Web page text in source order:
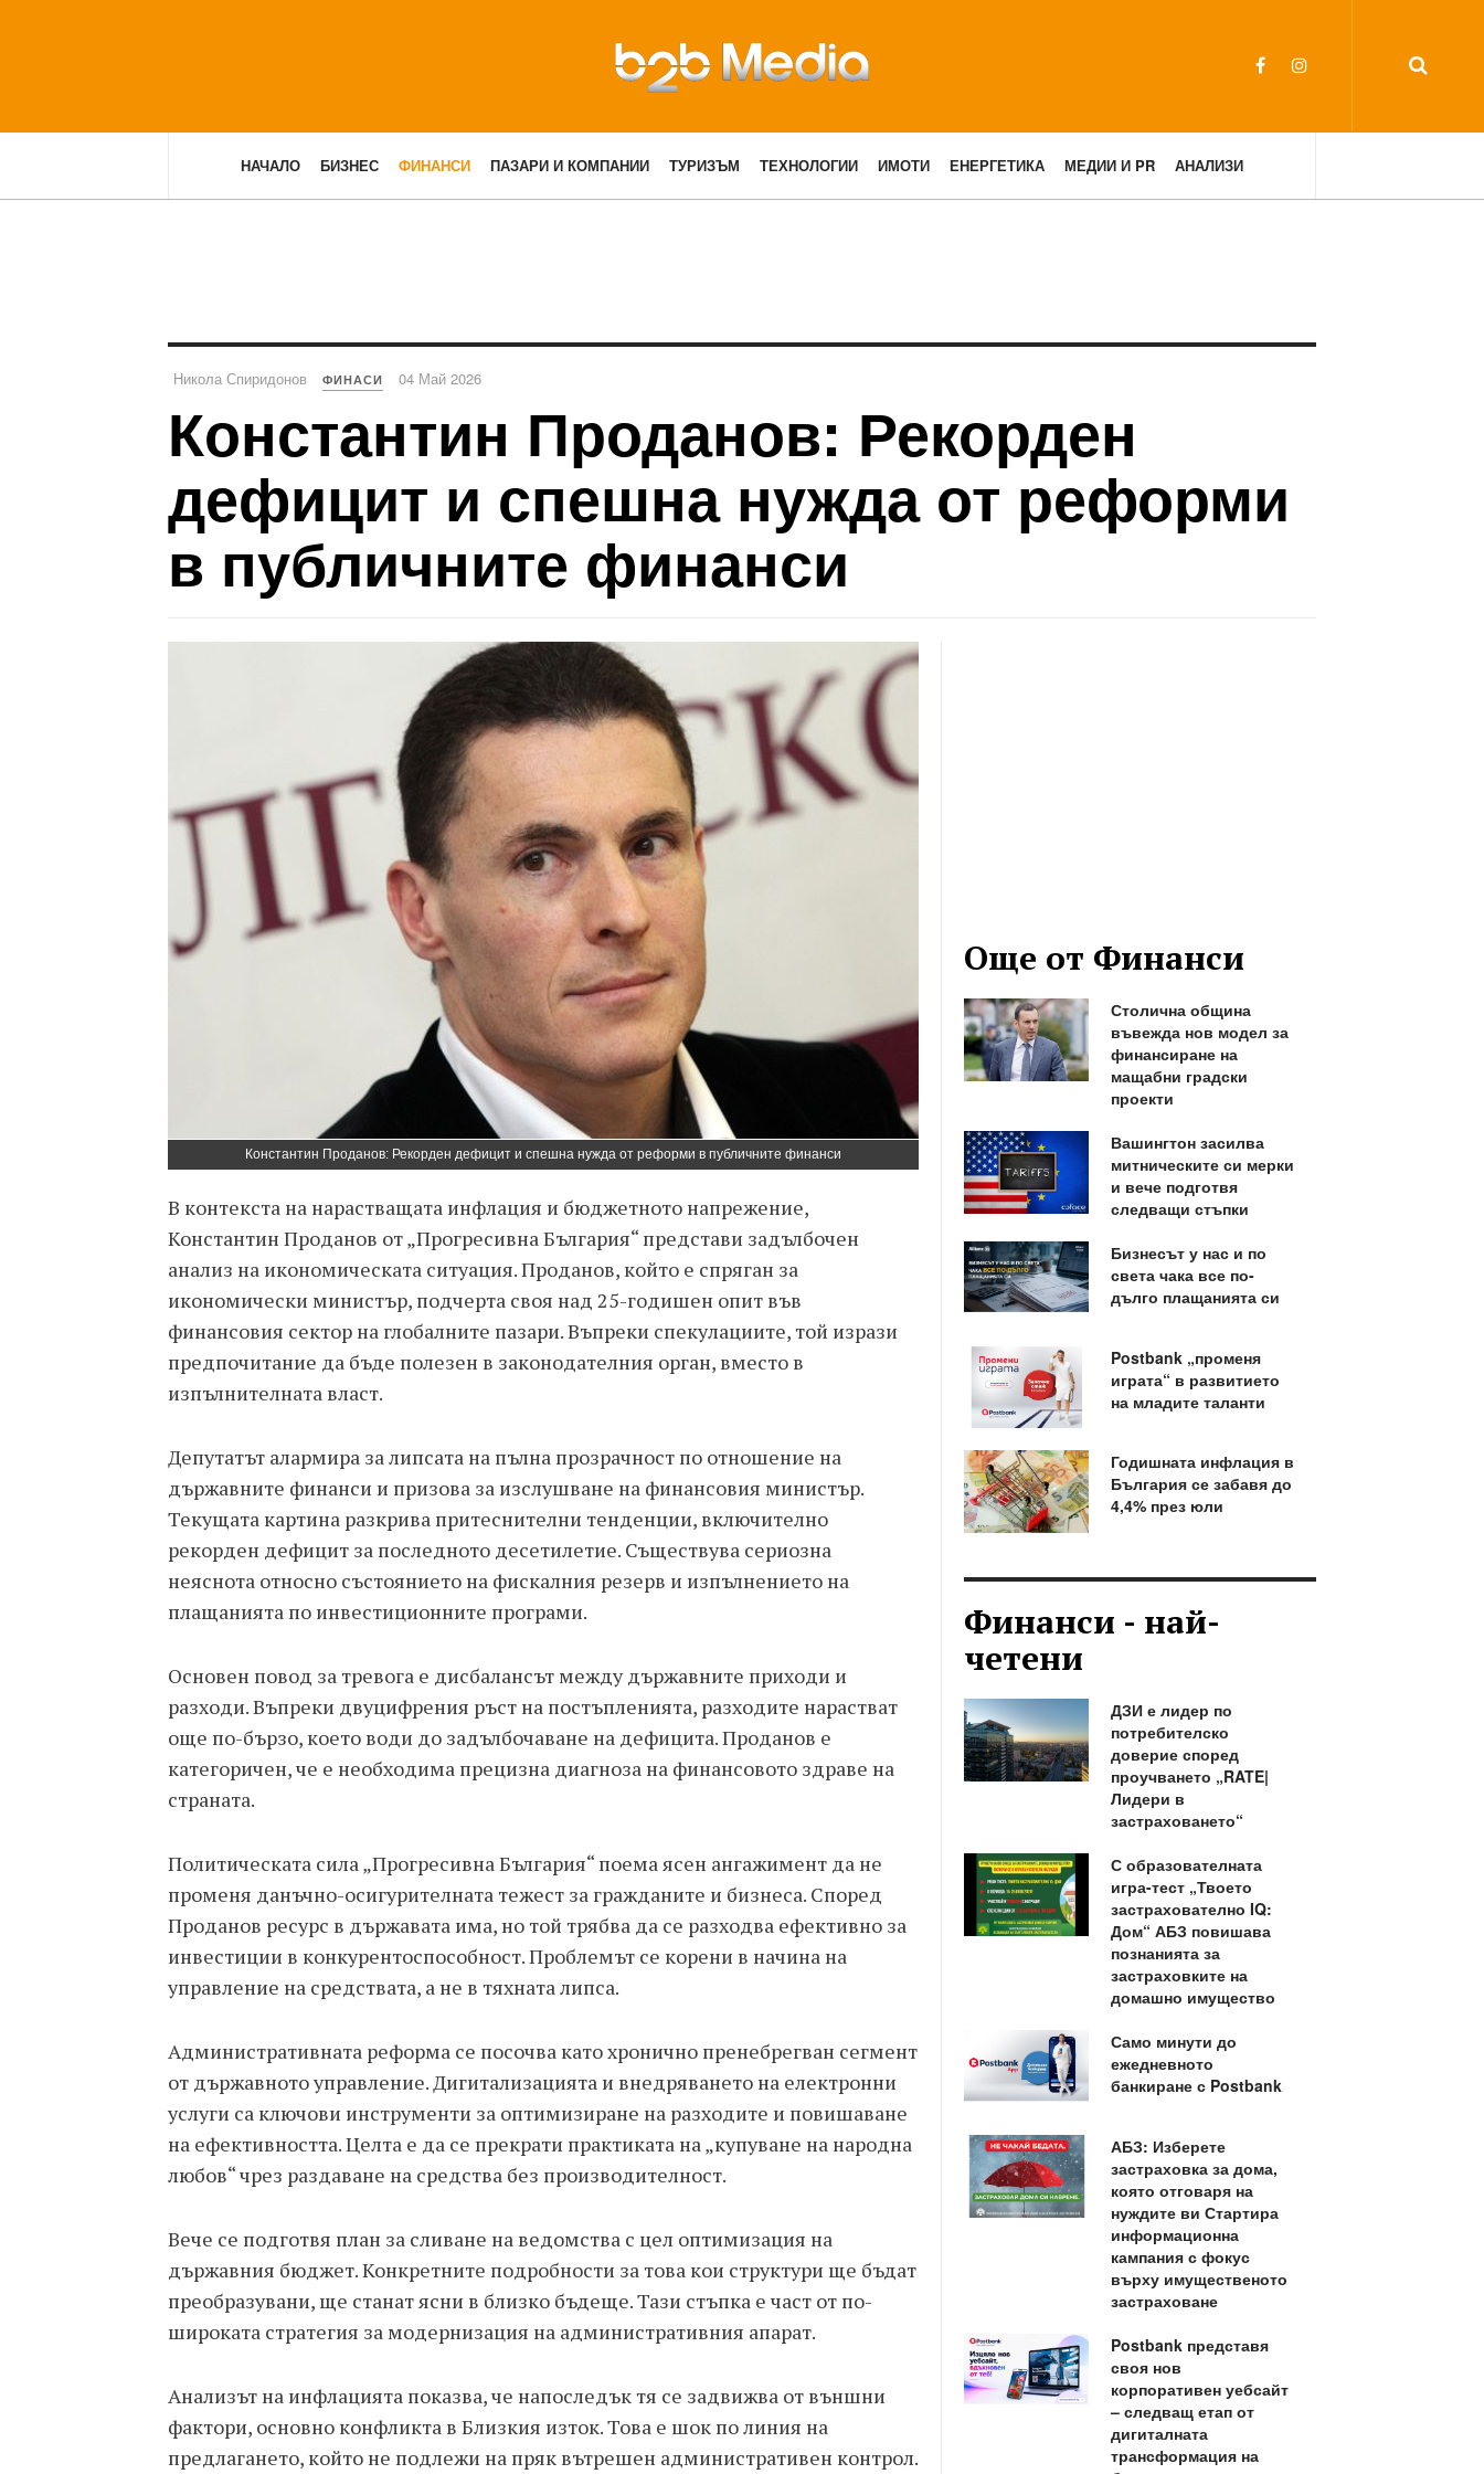
НАЧАЛО БИЗНЕС ФИНАНСИ ПАЗАРИ И КОМПАНИИ ТУРИЗЪМ ТЕХНОЛОГИИ ИМОТИ ЕНЕРГЕТИКА МЕДИИ И PR АНАЛИЗИ
Никола Спиридонов ФИНАСИ 04 Май 2026
Константин Проданов: Рекорден
дефицит и спешна нужда от реформи
в публичните финанси
Константин Проданов: Рекорден дефицит и спешна нужда от реформи в публичните финанси
В контекста на нарастващата инфлация и бюджетното напрежение,
Константин Проданов от „Прогресивна България“ представи задълбочен
анализ на икономическата ситуация. Проданов, който е спряган за
икономически министър, подчерта своя над 25-годишен опит във
финансовия сектор на глобалните пазари. Въпреки спекулациите, той изрази
предпочитание да бъде полезен в законодателния орган, вместо в
изпълнителната власт.
Депутатът алармира за липсата на пълна прозрачност по отношение на
държавните финанси и призова за изслушване на финансовия министър.
Текущата картина разкрива притеснителни тенденции, включително
рекорден дефицит за последното десетилетие. Съществува сериозна
неяснота относно състоянието на фискалния резерв и изпълнението на
плащанията по инвестиционните програми.
Основен повод за тревога е дисбалансът между държавните приходи и
разходи. Въпреки двуцифрения ръст на постъпленията, разходите нарастват
още по-бързо, което води до задълбочаване на дефицита. Проданов е
категоричен, че е необходима прецизна диагноза на финансовото здраве на
страната.
Политическата сила „Прогресивна България“ поема ясен ангажимент да не
променя данъчно-осигурителната тежест за гражданите и бизнеса. Според
Проданов ресурс в държавата има, но той трябва да се разходва ефективно за
инвестиции в конкурентоспособност. Проблемът се корени в начина на
управление на средствата, а не в тяхната липса.
Административната реформа се посочва като хронично пренебрегван сегмент
от държавното управление. Дигитализацията и внедряването на електронни
услуги са ключови инструменти за оптимизиране на разходите и повишаване
на ефективността. Целта е да се прекрати практиката на „купуване на народна
любов“ чрез раздаване на средства без производителност.
Вече се подготвя план за сливане на ведомства с цел оптимизация на
държавния бюджет. Конкретните подробности за това кои структури ще бъдат
преобразувани, ще станат ясни в близко бъдеще. Тази стъпка е част от по-
широката стратегия за модернизация на административния апарат.
Анализът на инфлацията показва, че напоследък тя се задвижва от външни
фактори, основно конфликта в Близкия изток. Това е шок по линия на
предлагането, който не подлежи на пряк вътрешен административен контрол.
Още от Финанси
Столична община
въвежда нов модел за
финансиране на
мащабни градски
проекти
Вашингтон засилва
митническите си мерки
и вече подготвя
следващи стъпки
Бизнесът у нас и по
света чака все по-
дълго плащанията си
Postbank „променя
играта“ в развитието
на младите таланти
Годишната инфлация в
България се забавя до
4,4% през юли
Финанси - най-
четени
ДЗИ е лидер по
потребителско
доверие според
проучването „RATE|
Лидери в
застраховането“
С образователната
игра-тест „Твоето
застрахователно IQ:
Дом“ АБЗ повишава
познанията за
застраховките на
домашно имущество
Само минути до
ежедневното
банкиране с Postbank
АБЗ: Изберете
застраховка за дома,
която отговаря на
нуждите ви Стартира
информационна
кампания с фокус
върху имущественото
застраховане
Postbank представя
своя нов
корпоративен уебсайт
– следващ етап от
дигиталната
трансформация на